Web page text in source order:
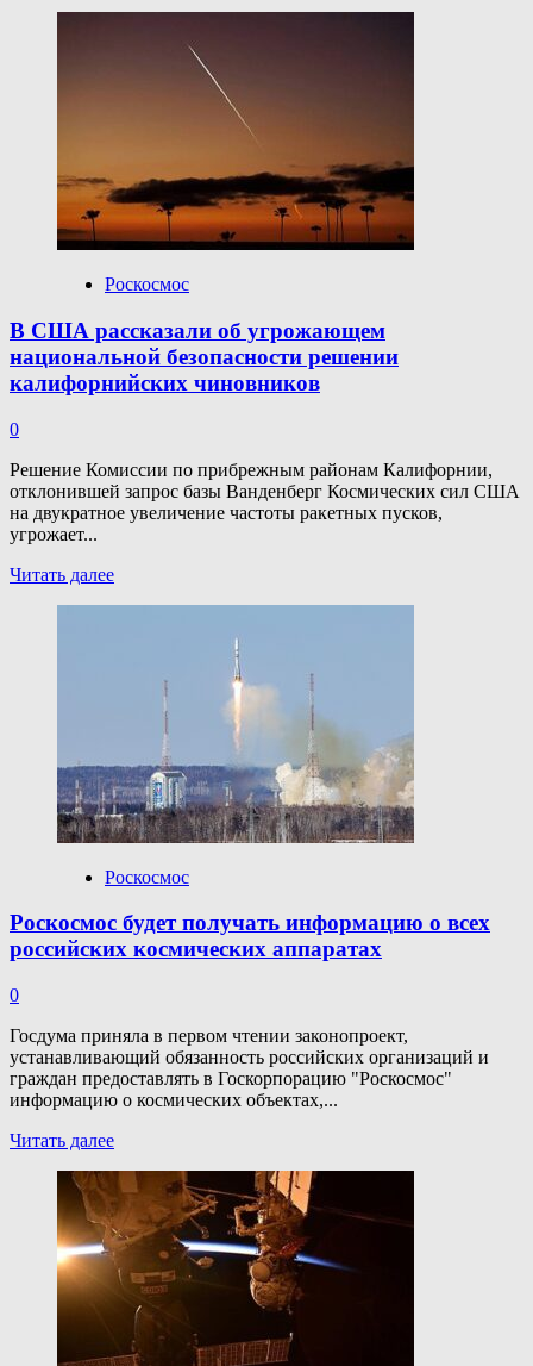
Роскосмос
В США рассказали об угрожающем
национальной безопасности решении
калифорнийских чиновников
0
Решение Комиссии по прибрежным районам Калифорнии,
отклонившей запрос базы Ванденберг Космических сил США
на двукратное увеличение частоты ракетных пусков,
угрожает...
Читать далееПрочитать
об угрожающем
национальной
безопасности
решении
калифорнийских
чиновников
Роскосмос
Роскосмос будет получать информацию о всех
российских космических аппаратах
0
Госдума приняла в первом чтении законопроект,
устанавливающий обязанность российских организаций и
граждан предоставлять в Госкорпорацию "Роскосмос"
информацию о космических объектах,...
Читать далееПрочитать
Роскосмос
будет
получать
информацию
о всех
российских
космических
аппаратах